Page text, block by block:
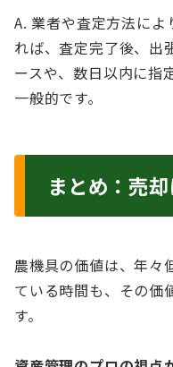
A. 業者や査定方法に
れば、査定完了後、出
ースや、数日以内に指
一般的です。
まとめ：売
農機具の価値は、年々
ている時間も、その価
す。